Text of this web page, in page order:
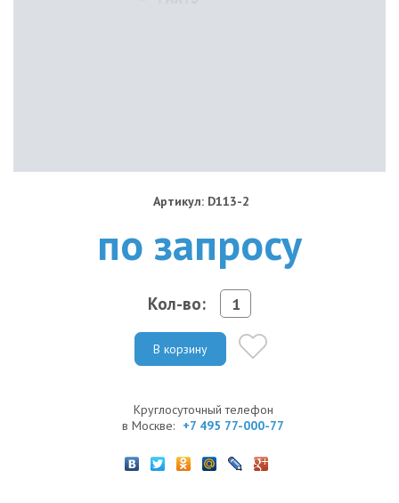
Артикул: D113-2
по запросу
Кол-во:
В корзину
Круглосуточный телефон
в Москве: +7 495 77-000-77